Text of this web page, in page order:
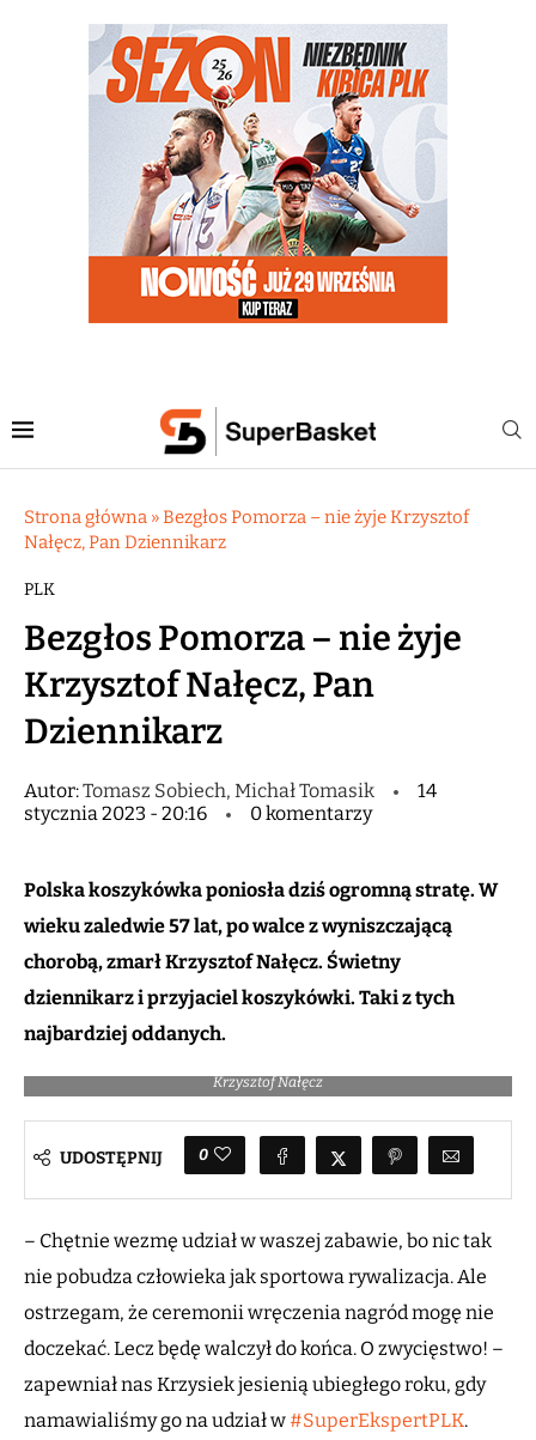
Strona główna »Bezgłos Pomorza – nie żyje Krzysztof
Nałęcz, Pan Dziennikarz
PLK
Bezgłos Pomorza – nie żyje
Krzysztof Nałęcz, Pan
Dziennikarz
Autor:Tomasz Sobiech, Michał Tomasik
14
stycznia 2023 - 20:16
0 komentarzy
Polska koszykówka poniosła dziś ogromną stratę. W
wieku zaledwie 57 lat, po walce z wyniszczającą
chorobą, zmarł Krzysztof Nałęcz. Świetny
dziennikarz i przyjaciel koszykówki. Taki z tych
najbardziej oddanych.
Krzysztof Nałęcz
UDOSTĘPNIJ 0
– Chętnie wezmę udział w waszej zabawie, bo nic tak
nie pobudza człowieka jak sportowa rywalizacja. Ale
ostrzegam, że ceremonii wręczenia nagród mogę nie
doczekać. Lecz będę walczył do końca. O zwycięstwo! –
zapewniał nas Krzysiek jesienią ubiegłego roku, gdy
namawialiśmy go na udział w#SuperEkspertPLK.